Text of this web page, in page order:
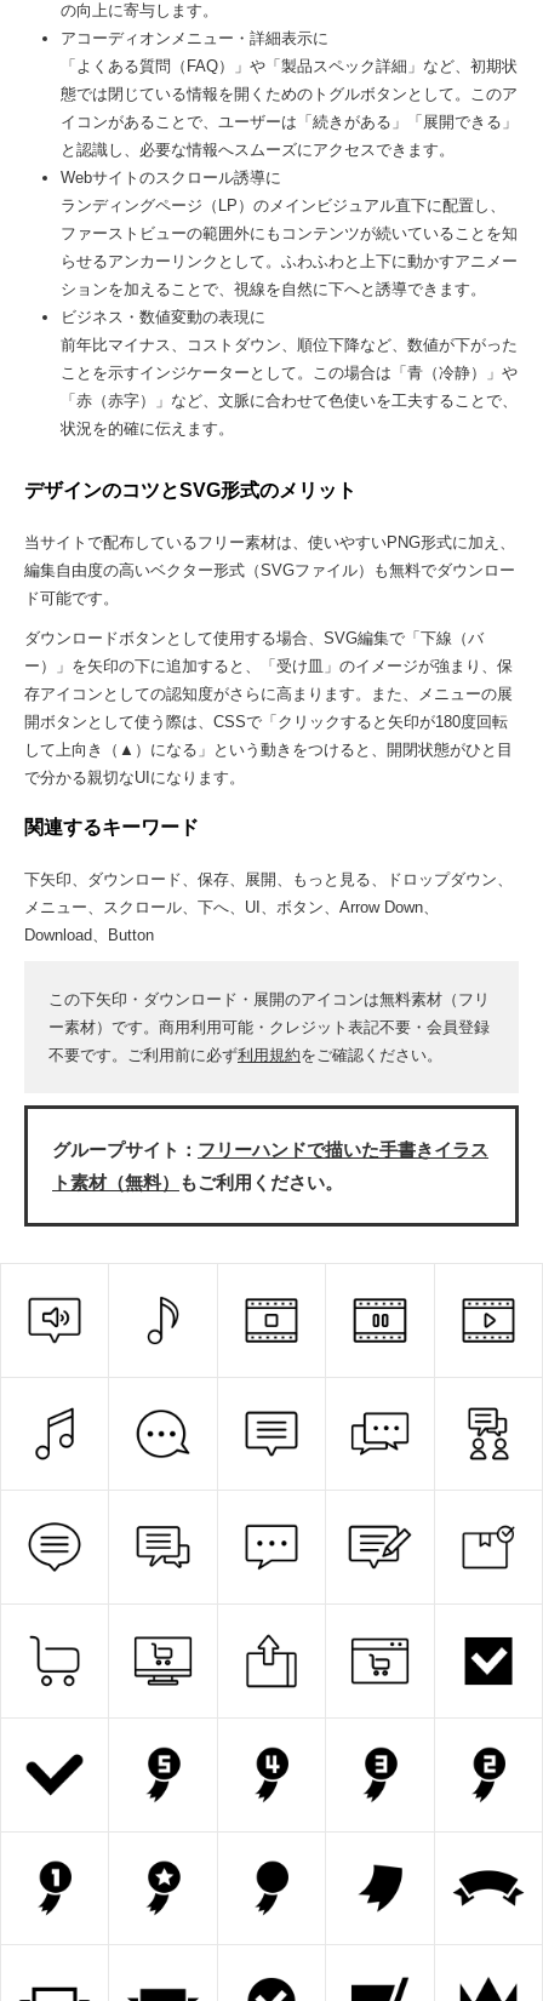
の向上に寄与します。
アコーディオンメニュー・詳細表示に
「よくある質問（FAQ）」や「製品スペック詳細」など、初期状
態では閉じている情報を開くためのトグルボタンとして。このア
イコンがあることで、ユーザーは「続きがある」「展開できる」
と認識し、必要な情報へスムーズにアクセスできます。
Webサイトのスクロール誘導に
ランディングページ（LP）のメインビジュアル直下に配置し、
ファーストビューの範囲外にもコンテンツが続いていることを知
らせるアンカーリンクとして。ふわふわと上下に動かすアニメー
ションを加えることで、視線を自然に下へと誘導できます。
ビジネス・数値変動の表現に
前年比マイナス、コストダウン、順位下降など、数値が下がった
ことを示すインジケーターとして。この場合は「青（冷静）」や
「赤（赤字）」など、文脈に合わせて色使いを工夫することで、
状況を的確に伝えます。
デザインのコツとSVG形式のメリット
当サイトで配布しているフリー素材は、使いやすいPNG形式に加え、
編集自由度の高いベクター形式（SVGファイル）も無料でダウンロー
ド可能です。
ダウンロードボタンとして使用する場合、SVG編集で「下線（バ
ー）」を矢印の下に追加すると、「受け皿」のイメージが強まり、保
存アイコンとしての認知度がさらに高まります。また、メニューの展
開ボタンとして使う際は、CSSで「クリックすると矢印が180度回転
して上向き（▲）になる」という動きをつけると、開閉状態がひと目
で分かる親切なUIになります。
関連するキーワード
下矢印、ダウンロード、保存、展開、もっと見る、ドロップダウン、
メニュー、スクロール、下へ、UI、ボタン、Arrow Down、
Download、Button
この下矢印・ダウンロード・展開のアイコンは無料素材（フリ
ー素材）です。商用利用可能・クレジット表記不要・会員登録
不要です。ご利用前に必ず利用規約をご確認ください。
グループサイト： フリーハンドで描いた手書きイラス
ト素材（無料）
もご利用ください。